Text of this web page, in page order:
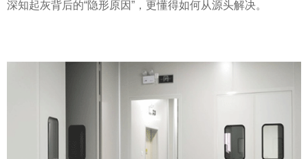
深知起灰背后的“隐形原因”，更懂得如何从源头解决。